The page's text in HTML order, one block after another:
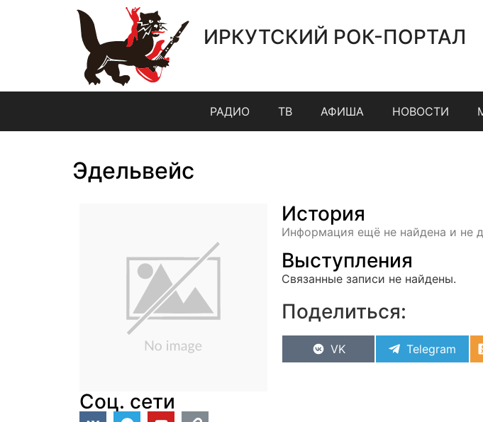
ИРКУТСКИЙ РОК-ПОРТАЛ
РАДИО ТВ АФИША НОВОСТИ
Эдельвейс
Соц. сети
История
Информация ещё не найдена и не
Выступления
Связанные записи не найдены.
Поделиться:
VK Telegram